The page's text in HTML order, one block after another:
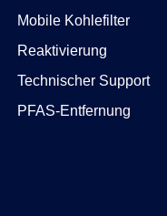
Mobile Kohlefilter
Reaktivierung
Technischer Support
PFAS-Entfernung